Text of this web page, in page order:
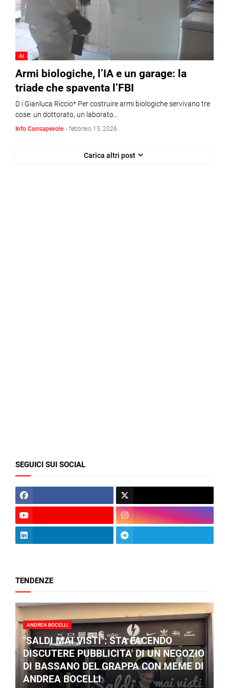
AI
Armi biologiche, l’IA e un garage: la
triade che spaventa l’FBI
D i Gianluca Riccio* Per costruire armi biologiche servivano tre
cose: un dottorato, un laborato…
Info Consapevole - febbraio 15, 2026
Carica altri post
SEGUICI SUI SOCIAL
TENDENZE
ANDREA BOCELLI
"SALDI MAI VISTI": STA FACENDO
DISCUTERE PUBBLICITA' DI UN NEGOZIO
DI BASSANO DEL GRAPPA CON MEME DI
ANDREA BOCELLI